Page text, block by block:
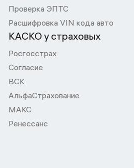
Проверка ЭПТС
Расшифровка VIN кода авто
КАСКО у страховых
Росгосстрах
Согласие
ВСК
АльфаСтрахование
МАКС
Ренессанс